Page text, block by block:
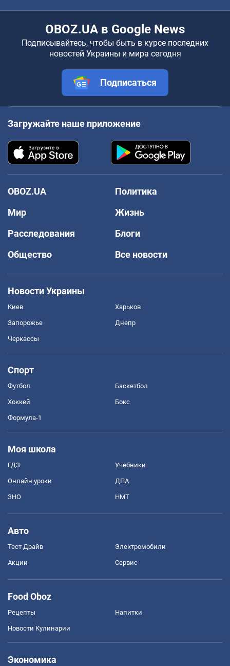
OBOZ.UA в Google News
Подписывайтесь, чтобы быть в курсе последних
новостей Украины и мира сегодня
Подписаться
Загружайте наше приложение
OBOZ.UA
Политика
Мир
Жизнь
Расследования
Блоги
Общество
Все новости
Новости Украины
Киев Харьков
Запорожье Днепр
Черкассы
Спорт
Футбол Баскетбол
Хоккей Бокс
Формула-1
Моя школа
ГДЗ Учебники
Онлайн уроки ДПА
ЗНО НМТ
Авто
Тест Драйв Электромобили
Акции Сервис
Food Oboz
Рецепты Напитки
Новости Кулинарии
Экономика